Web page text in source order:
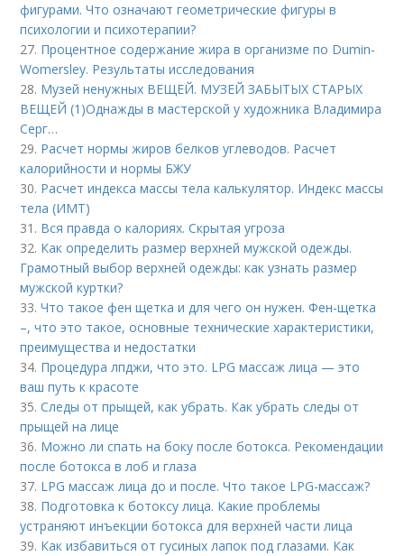
фигурами. Что означают геометрические фигуры в
психологии и психотерапии?
27. Процентное содержание жира в организме по Dumin-
Womersley. Результаты исследования
28. Музей ненужных ВЕЩЕЙ. МУЗЕЙ ЗАБЫТЫХ СТАРЫХ
ВЕЩЕЙ (1)Однажды в мастерской у художника Владимира
Серг…
29. Расчет нормы жиров белков углеводов. Расчет
калорийности и нормы БЖУ
30. Расчет индекса массы тела калькулятор. Индекс массы
тела (ИМТ)
31. Вся правда о калориях. Скрытая угроза
32. Как определить размер верхней мужской одежды.
Грамотный выбор верхней одежды: как узнать размер
мужской куртки?
33.Что такое фен щетка и для чего он нужен. Фен-щетка
–, что это такое, основные технические характеристики,
преимущества и недостатки
34. Процедура лпджи, что это. LPG массаж лица — это
ваш путь к красоте
35.Следы от прыщей, как убрать. Как убрать следы от
прыщей на лице
36. Можно ли спать на боку после ботокса. Рекомендации
после ботокса в лоб и глаза
37. LPG массаж лица до и после. Что такое LPG-массаж?
38. Подготовка к ботоксу лица. Какие проблемы
устраняют инъекции ботокса для верхней части лица
39. Как избавиться от гусиных лапок под глазами. Как